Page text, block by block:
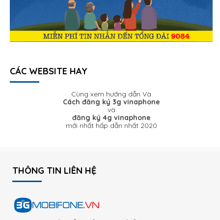
CÁC WEBSITE HAY
Cùng xem hướng dẫn Và
Cách đăng ký 3g vinaphone
và
đăng ký 4g vinaphone
mới nhất hấp dẫn nhất 2020
THÔNG TIN LIÊN HỆ